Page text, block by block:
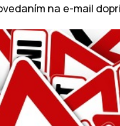
na e-mail